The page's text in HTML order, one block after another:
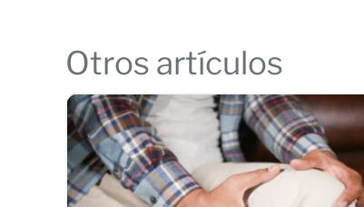
Otros artículos